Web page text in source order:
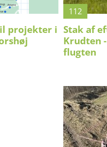
projekter i
112
Stak af
Krudten
flugten